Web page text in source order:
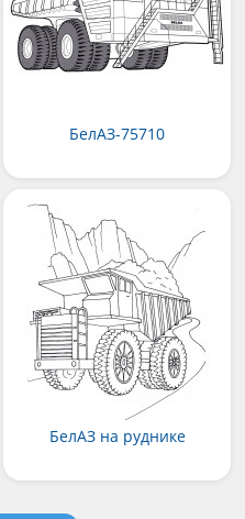
БелАЗ-75710
БелАЗ на руднике